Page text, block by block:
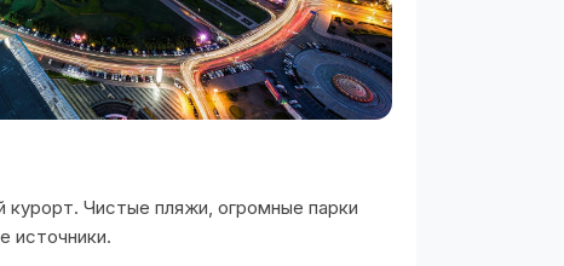
Чистые пляжи, огромные парки
источники.